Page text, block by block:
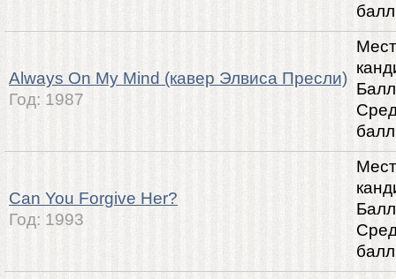
Always On My Mind (кавер Элвиса Пресли)
Год: 1987
Can You Forgive Her?
Год: 1993